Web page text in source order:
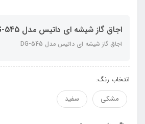
اجاق گاز شیشه ای داتیس مدل DG-545
اجاق گاز شیشه ای داتیس مدل DG-545
انتخاب رنگ:
مشکی
سفید